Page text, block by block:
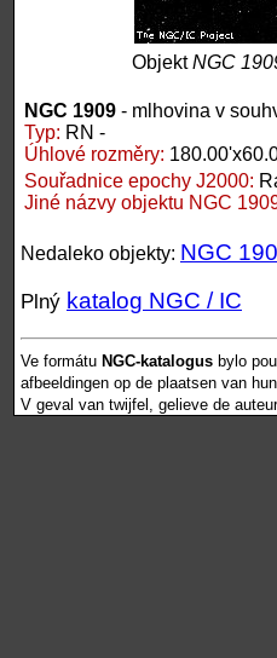
ObjektNGC
NGC 1909 - mlhovina v
Typ: RN -
Úhlové rozměry:
Souřadnice epochy J2000:
Jiné názvy objektu NGC
Nedaleko objekty: NGC
Plný katalog NGC / IC
Ve formátu NGC-katalogus bylo
afbeeldingen op de plaatsen van
V geval van twijfel, gelieve de